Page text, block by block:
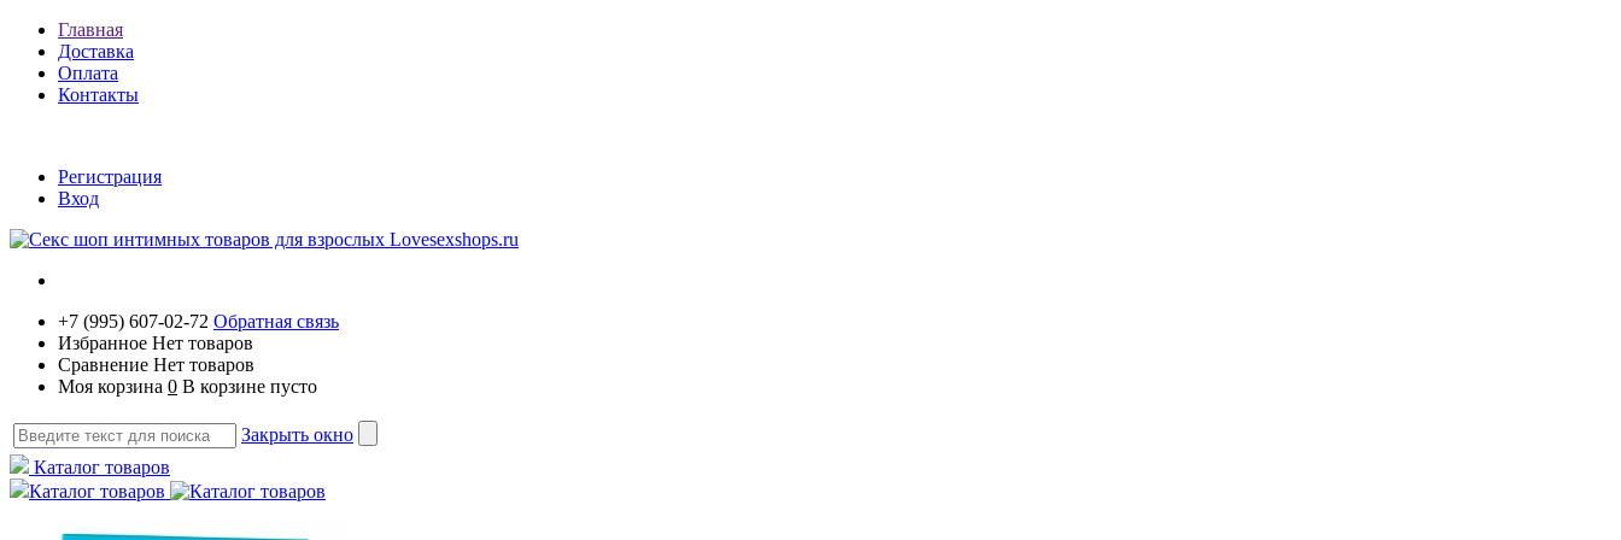
Главная
Доставка
Оплата
Контакты
Регистрация
Вход
+7 (995) 607-02-72 Обратная связь
Избранное Нет товаров
Сравнение Нет товаров
Моя корзина 0 В корзине пусто
Закрыть окно
Каталог товаров
Каталог товаров